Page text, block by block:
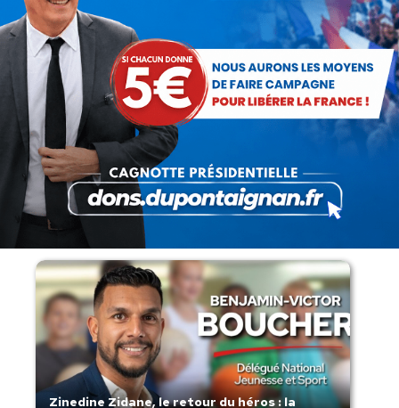
Lorsque tout flambe et que l’État
s’affaisse.
Zinedine Zidane, le retour du héros : la